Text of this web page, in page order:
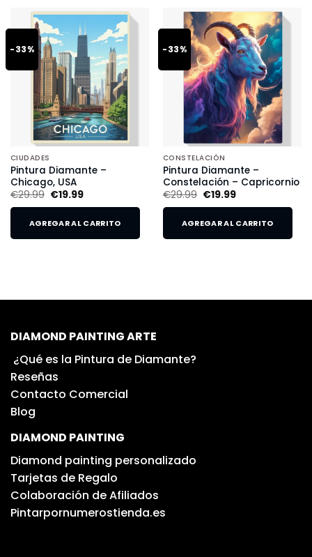
-33%
CIUDADES
Pintura Diamante –
Chicago, USA
€29.99 €19.99
AGREGAR AL CARRITO
-33%
CONSTELACIÓN
Pintura Diamante –
Constelación – Capricornio
€29.99 €19.99
AGREGAR AL CARRITO
DIAMOND PAINTING ARTE
¿Qué es la Pintura de Diamante?
Reseñas
Contacto Comercial
Blog
DIAMOND PAINTING
Diamond painting personalizado
Tarjetas de Regalo
Colaboración de Afiliados
Pintarpornumerostienda.es